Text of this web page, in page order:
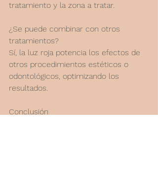
tratamiento y la zona a tratar.
¿Se puede combinar con otros
tratamientos?
Sí, la luz roja potencia los efectos de
otros procedimientos estéticos o
odontológicos, optimizando los
resultados.
Conclusión